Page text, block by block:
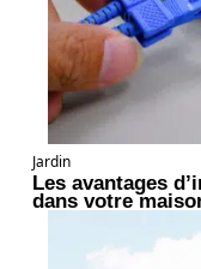
Jardin
Les avantages
dans votre